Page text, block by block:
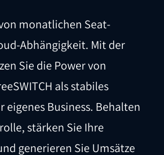
monatlichen Seat-
Abhängigkeit. Mit der
Sie die Power von
als stabiles
eigenes Business. Behalten
stärken Sie Ihre
generieren Sie Umsätze